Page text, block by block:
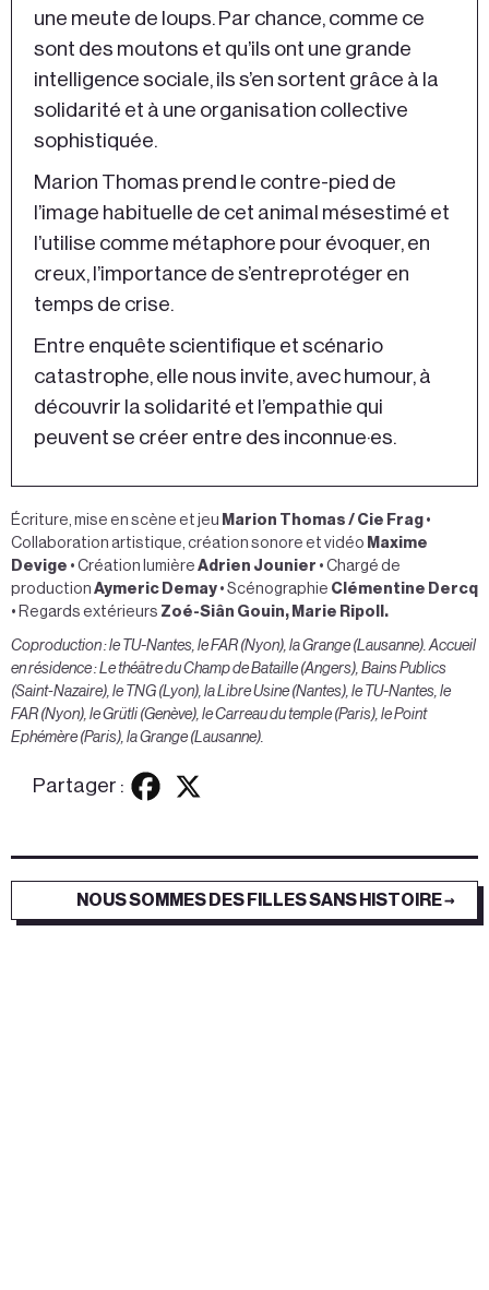
une meute de loups. Par chance, comme ce
sont des moutons et qu’ils ont une grande
intelligence sociale, ils s’en sortent grâce à la
solidarité et à une organisation collective
sophistiquée.
Marion Thomas prend le contre-pied de
l’image habituelle de cet animal mésestimé et
l’utilise comme métaphore pour évoquer, en
creux, l’importance de s’entreprotéger en
temps de crise.
Entre enquête scientifique et scénario
catastrophe, elle nous invite, avec humour, à
découvrir la solidarité et l’empathie qui
peuvent se créer entre des inconnue·es.
Écriture, mise en scène et jeu Marion Thomas / Cie Frag •
Collaboration artistique, création sonore et vidéo Maxime
Devige • Création lumière Adrien Jounier • Chargé de
production Aymeric Demay • Scénographie Clémentine Dercq
• Regards extérieurs Zoé-Siân Gouin, Marie Ripoll.
Coproduction : le TU-Nantes, le FAR (Nyon), la Grange (Lausanne). Accueil
en résidence : Le théâtre du Champ de Bataille (Angers), Bains Publics
(Saint-Nazaire), le TNG (Lyon), la Libre Usine (Nantes), le TU-Nantes, le
FAR (Nyon), le Grütli (Genève), le Carreau du temple (Paris), le Point
Ephémère (Paris), la Grange (Lausanne).
Partager :
NOUS SOMMES DES FILLES SANS HISTOIRE →